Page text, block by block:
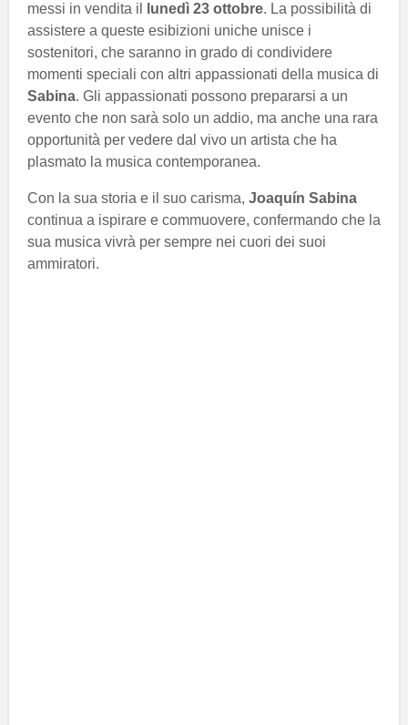
messi in vendita il
lunedì 23 ottobre. La possibilità di
assistere a queste esibizioni uniche unisce i
sostenitori, che saranno in grado di condividere
momenti speciali con altri appassionati della musica di
Sabina. Gli appassionati possono prepararsi a un
evento che non sarà solo un addio, ma anche una rara
opportunità per vedere dal vivo un artista che ha
plasmato la musica contemporanea.
Con la sua storia e il suo carisma, Joaquín Sabina
continua a ispirare e commuovere, confermando che la
sua musica vivrà per sempre nei cuori dei suoi
ammiratori.